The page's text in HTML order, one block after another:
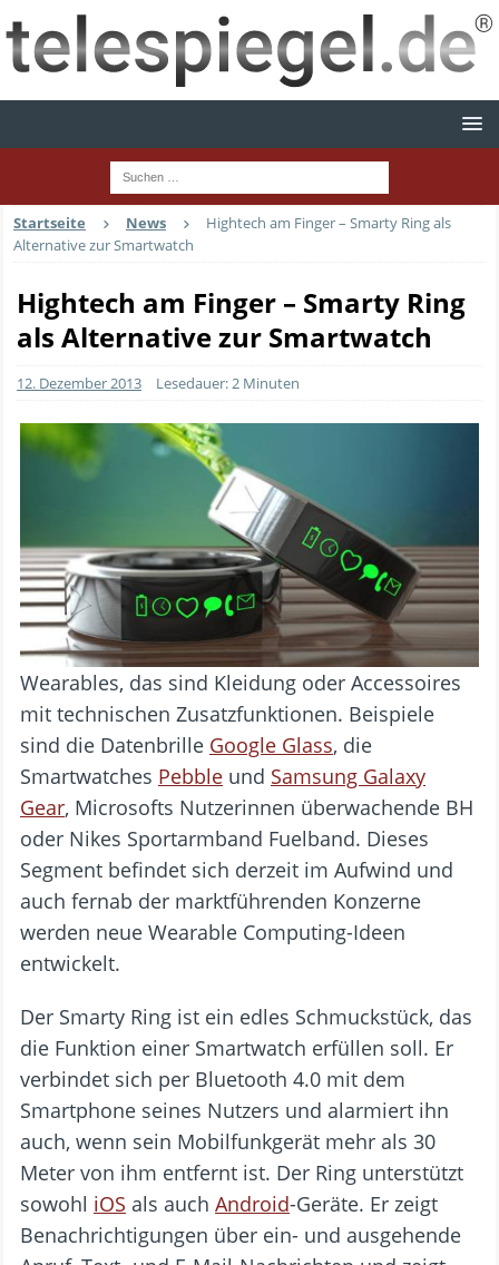
Startseite News
Hightech am Finger – Smarty Ring als
Alternative zur Smartwatch
Hightech am Finger – Smarty Ring
als Alternative zur Smartwatch
12. Dezember 2013 Lesedauer: 2 Minuten
Wearables, das sind Kleidung oder Accessoires
mit technischen Zusatzfunktionen. Beispiele
sind die Datenbrille Google Glass, die
Smartwatches Pebble und Samsung Galaxy
Gear, Microsofts Nutzerinnen überwachende BH
oder Nikes Sportarmband Fuelband. Dieses
Segment befindet sich derzeit im Aufwind und
auch fernab der marktführenden Konzerne
werden neue Wearable Computing-Ideen
entwickelt.
Der Smarty Ring ist ein edles Schmuckstück, das
die Funktion einer Smartwatch erfüllen soll. Er
verbindet sich per Bluetooth 4.0 mit dem
Smartphone seines Nutzers und alarmiert ihn
auch, wenn sein Mobilfunkgerät mehr als 30
Meter von ihm entfernt ist. Der Ring unterstützt
sowohl iOS als auch Android-Geräte. Er zeigt
Benachrichtigungen über ein- und ausgehende